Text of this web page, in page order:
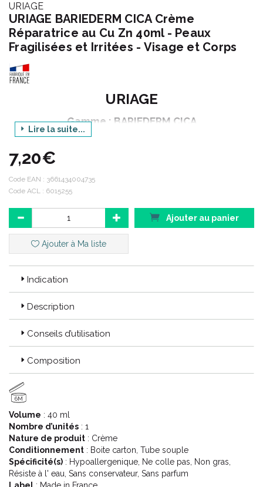
URIAGE
URIAGE BARIEDERM CICA Crème
Réparatrice au Cu Zn 40ml - Peaux
Fragilisées et Irritées - Visage et Corps
URIAGE
Gamme : BARIEDERM CICA
Produit : CREME REPARATRICE AU Cu Zn
Bariéderm Cica :
Des produits de soins élaborés pour répondre à des problèmes
cutanés spécifiques tels que les fissures et crevasses.
Code EAN : 3661434004735
Lire la suite...
7,20€
Code EAN : 3661434004735
Code ACL : 6015255
Ajouter au panier
Ajouter à Ma liste
Indication
Description
Conseils d’utilisation
Composition
6M
Volume : 40 ml
Nombre d’unités : 1
Nature de produit : Crème
Conditionnement : Boite carton, Tube souple
Spécificité(s) : Hypoallergenique, Ne colle pas, Non gras,
Résiste à l' eau, Sans conservateur, Sans parfum